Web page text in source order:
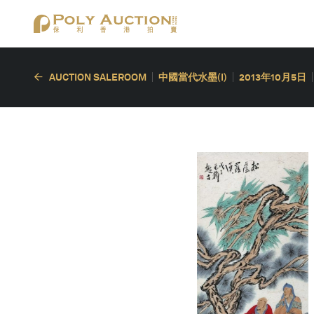
AUCTION SALEROOM 中國當代水墨(I) 2013年10月5日